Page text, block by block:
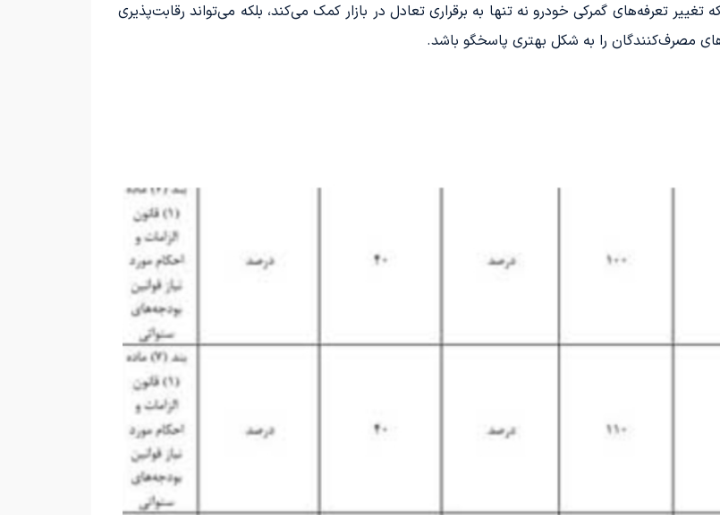
کرده است که تغییر تعرفه‌های گمرکی خودرو نه تنها به برقراری تعادل در بازار کمک می‌کند، بلکه می‌تواند رقابت‌پذیری
مصرف‌کنندگان را به شکل بهتری پاسخگو باشد.